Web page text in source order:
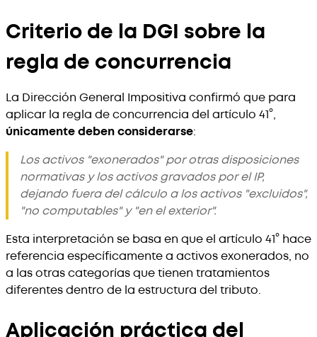
Criterio de la DGI sobre la
regla de concurrencia
La Dirección General Impositiva confirmó que para
aplicar la regla de concurrencia del artículo 41°,
únicamente deben considerarse:
Los activos "exonerados" por otras disposiciones
normativas y los activos gravados por el IP,
dejando fuera del cálculo a los activos "excluidos",
"no computables" y "en el exterior".
Esta interpretación se basa en que el artículo 41° hace
referencia específicamente a activos exonerados, no
a las otras categorías que tienen tratamientos
diferentes dentro de la estructura del tributo.
Aplicación práctica del